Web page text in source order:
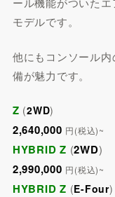
モデルです。
他にもコンソール
備が魅力です。
Z (2WD)
2,640,000 円(税込)~
HYBRID Z (2WD)
2,990,000 円(税込)~
HYBRID Z (E-Four)